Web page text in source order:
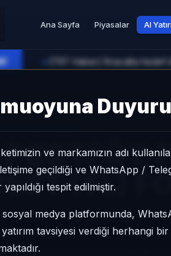
Ana Sayfa Piyasalar AI
Duyuru
ve markamızın adı
iletişime geçildiği ve WhatsApp /
tespit edilmiştir.
sosyal medya platformunda,
tavsiyesi verdiği herhangi
Piyasası
(TL)
PARA PİYASASI SERBEST
kategori içinde momentum
yoğunluğu ile izlenebilen bir